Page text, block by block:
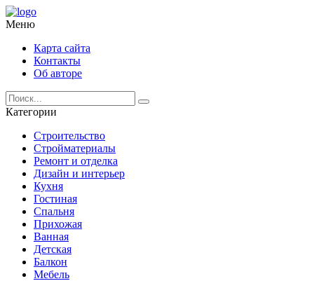
Меню
Карта сайта
Контакты
Об авторе
Категории
Строительство
Стройматериалы
Ремонт и отделка
Дизайн и интерьер
Кухня
Гостиная
Спальня
Прихожая
Ванная
Детская
Балкон
Мебель